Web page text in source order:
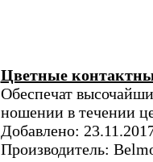
Цветные
Обеспечат
ношении в течении
Добавлено:
Производитель: